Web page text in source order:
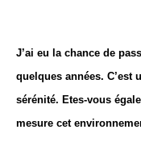
J’ai eu la chance de
quelques années.
sérénité. Etes-vous
mesure cet